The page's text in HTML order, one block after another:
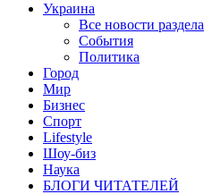
Украина
Все новости раздела
События
Политика
Город
Мир
Бизнес
Спорт
Lifestyle
Шоу-биз
Наука
БЛОГИ ЧИТАТЕЛЕЙ